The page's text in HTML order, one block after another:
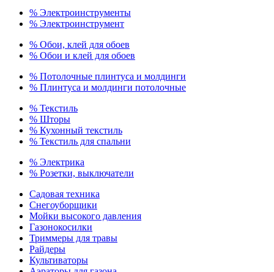
% Электроинструменты
% Электроинструмент
% Обои, клей для обоев
% Обои и клей для обоев
% Потолочные плинтуса и молдинги
% Плинтуса и молдинги потолочные
% Текстиль
% Шторы
% Кухонный текстиль
% Текстиль для спальни
% Электрика
% Розетки, выключатели
Садовая техника
Снегоуборщики
Мойки высокого давления
Газонокосилки
Триммеры для травы
Райдеры
Культиваторы